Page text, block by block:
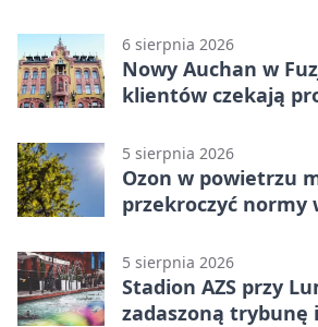
6 sierpnia 2026
Nowy Auchan w
klientów czekają
5 sierpnia 2026
Ozon w powietrzu
przekroczyć normy
5 sierpnia 2026
Stadion AZS przy
zadaszoną trybunę